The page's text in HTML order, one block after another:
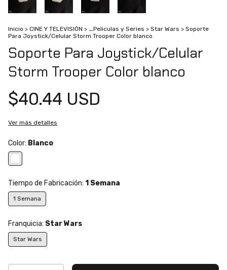
Inicio > CINE Y TELEVISIÓN > _Peliculas y Series > Star Wars > Soporte
Para Joystick/Celular Storm Trooper Color blanco
Soporte Para Joystick/Celular
Storm Trooper Color blanco
$40.44 USD
Ver más detalles
Color: Blanco
Tiempo de Fabricación: 1 Semana
1 Semana
Franquicia: Star Wars
Star Wars